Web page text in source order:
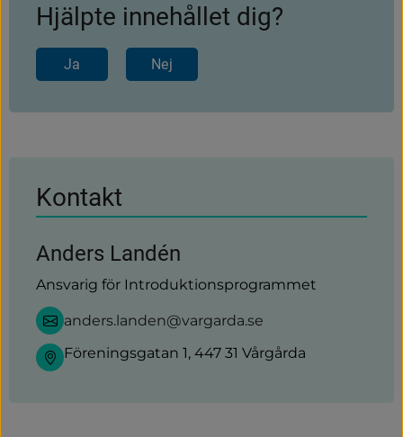
Hjälpte innehållet dig?
Ja Nej
Kontakt
Anders Landén
Ansvarig för Introduktionsprogrammet
anders.landen@vargarda.se
Föreningsgatan 1, 447 31 Vårgårda